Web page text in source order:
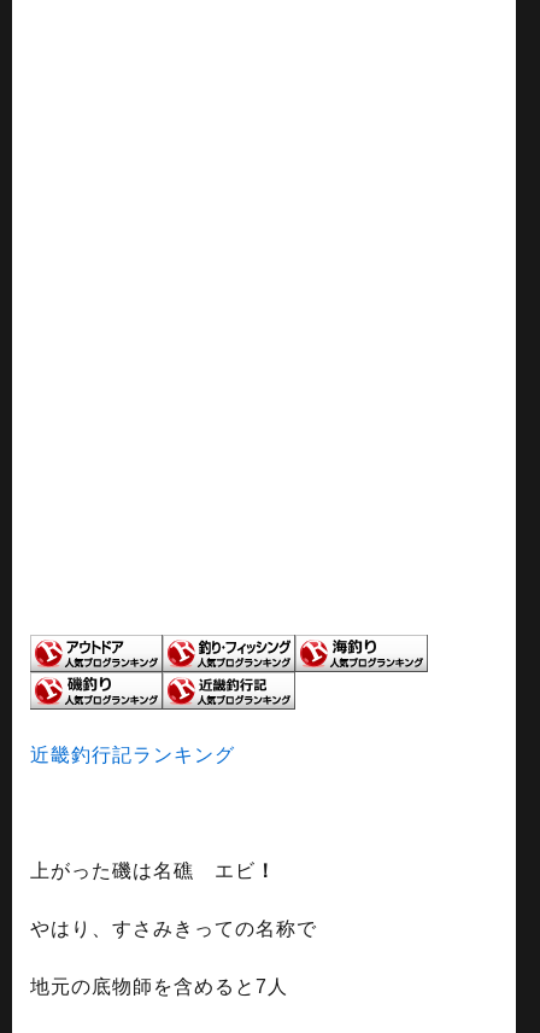
近畿釣行記ランキング
上がった磯は名礁 エビ ！
やはり、すさみきっての名称で
地元の底物師を含めると7人